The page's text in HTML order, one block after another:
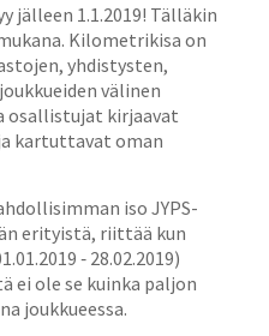
jälleen 1.1.2019! Tälläkin
Kilometrikisa on
yhdistysten,
välinen
osallistujat kirjaavat
kartuttavat oman
iso JYPS-
erityistä, riittää kun
‐ 28.02.2019)
ei ole se kuinka paljon
joukkueessa.